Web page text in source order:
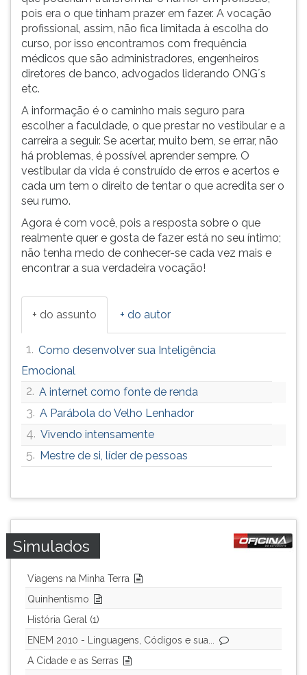
pois era o que tinham prazer em fazer. A vocação
profissional, assim, não fica limitada à escolha do
curso, por isso encontramos com frequência
médicos que são administradores, engenheiros
diretores de banco, advogados liderando ONG´s
etc.
A informação é o caminho mais seguro para
escolher a faculdade, o que prestar no vestibular e a
carreira a seguir. Se acertar, muito bem, se errar, não
há problemas, é possível aprender sempre. O
vestibular da vida é construído de erros e acertos e
cada um tem o direito de tentar o que acredita ser o
seu rumo.
Agora é com você, pois a resposta sobre o que
realmente quer e gosta de fazer está no seu íntimo;
não tenha medo de conhecer-se cada vez mais e
encontrar a sua verdadeira vocação!
+ do assunto + do autor
1. Como desenvolver sua Inteligência
Emocional
2. A internet como fonte de renda
3. A Parábola do Velho Lenhador
4. Vivendo intensamente
5. Mestre de si, líder de pessoas
Simulados
Viagens na Minha Terra
Quinhentismo
História Geral (1)
ENEM 2010 - Linguagens, Códigos e sua...
A Cidade e as Serras